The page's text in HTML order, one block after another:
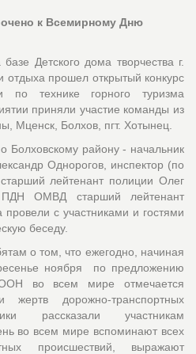
к Всемирному Дню
Детского дома творчества г.
отдыха прошел открытый конкурс
по технике горного туризма
приняли участие команды из
Мценск, Болхов, пгт. Хотынец.
Болховскому району - начальник
Однорогов, инспектор (по
лейтенант полиции Олег
ОМВД старший лейтенант
с участниками и гостями
беседу.
о том, что ежегодно, начиная
ноября по предложению
во всем мире отмечается
дорожно-транспортных
рассказали участникам
во всем мире вспоминают всех
происшествий, выражают